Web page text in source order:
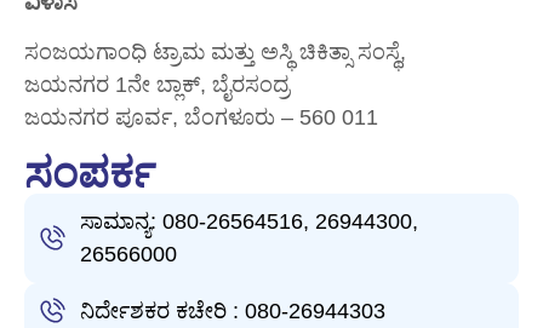
ಸಂಜಯಗಾಂಧಿ ಟ್ರಾಮ ಮತ್ತು ಅಸ್ಥಿ ಚಿಕಿತ್ಸಾ ಸಂಸ್ಥೆ,
ಜಯನಗರ 1ನೇ ಬ್ಲಾಕ್, ಬೈರಸಂದ್ರ
ಜಯನಗರ ಪೂರ್ವ, ಬೆಂಗಳೂರು – 560 011
ಸಂಪರ್ಕ
ಸಾಮಾನ್ಯ: 080-26564516, 26944300,
26566000
ನಿರ್ದೇಶಕರ ಕಚೇರಿ : 080-26944303